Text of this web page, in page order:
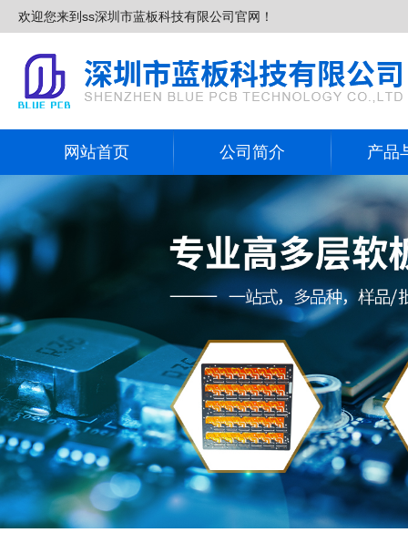
欢迎您来到ss深圳市蓝板科技有限公司官网！
网站首页 公司简介 产品